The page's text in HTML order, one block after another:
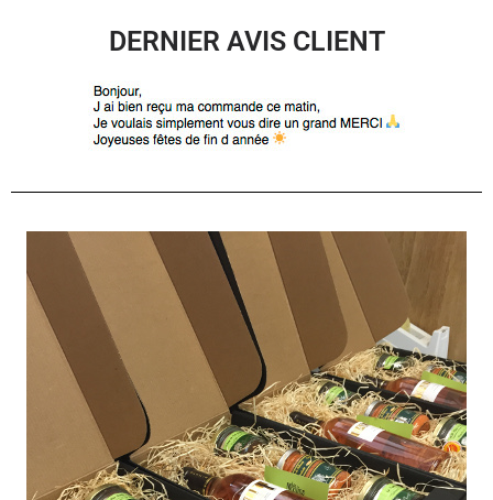
DERNIER AVIS CLIENT